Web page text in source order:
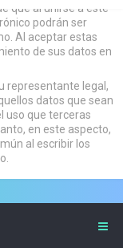
que al unirse a este
podrán ser
Al aceptar estas
de sus datos en
representante legal,
datos que sean
uso que terceras
en este aspecto,
al escribir los